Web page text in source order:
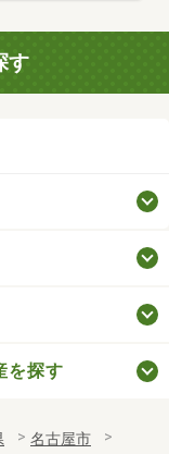
す
を探す
名古屋市